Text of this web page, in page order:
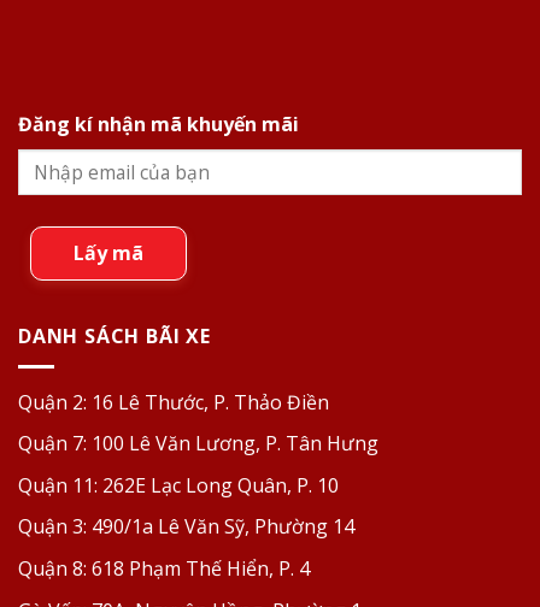
Đăng kí nhận mã khuyến mãi
Lấy mã
DANH SÁCH BÃI XE
Quận 2: 16 Lê Thước, P. Thảo Điền
Quận 7: 100 Lê Văn Lương, P. Tân Hưng
Quận 11: 262E Lạc Long Quân, P. 10
Quận 3: 490/1a Lê Văn Sỹ, Phường 14
Quận 8: 618 Phạm Thế Hiển, P. 4